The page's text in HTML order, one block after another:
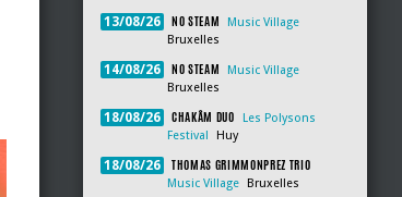
13/08/26 NO STEAM
Music Village
Bruxelles
14/08/26 NO STEAM
Music Village
Bruxelles
18/08/26 CHAKÂM DUO
Les Polysons
Festival
Huy
18/08/26 THOMAS GRIMMONPREZ TRIO
Music Village Bruxelles